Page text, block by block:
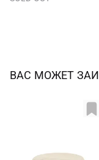
ВАС МОЖЕТ